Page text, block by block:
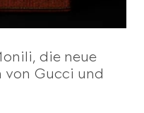
die neue
von Gucci und